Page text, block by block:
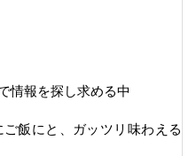
情報を探し求める中
飯にと、ガッツリ味わえる